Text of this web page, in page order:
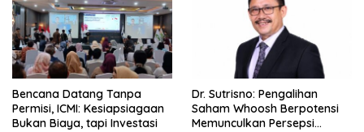
Bencana Datang Tanpa
Permisi, ICMI: Kesiapsiagaan
Bukan Biaya, tapi Investasi
Dr. Sutrisno: Pengalihan
Saham Whoosh Berpotensi
Memunculkan Persepsi